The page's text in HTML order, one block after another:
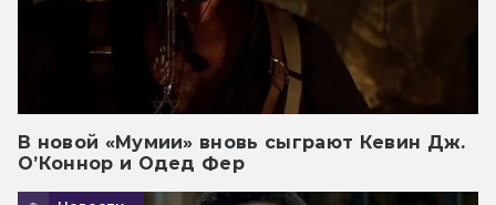
В новой «Мумии» вновь сыграют Кевин Дж.
О’Коннор и Одед Фер